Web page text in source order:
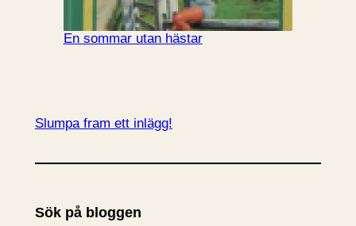
En sommar utan hästar
Slumpa fram ett inlägg!
Sök på bloggen